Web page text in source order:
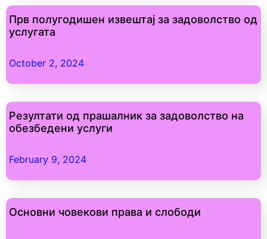
Прв полугодишен извештај за задоволство од
услугата
October 2, 2024
Резултати од прашалник за задоволство на
обезбедени услуги
February 9, 2024
Основни човекови права и слободи